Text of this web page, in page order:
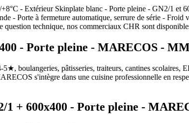
- Extérieur Skinplate blanc - Porte pleine - GN2/1
- Porte à fermeture automatique, serrure de série -
technique, nos commerciaux CHR sont
- Porte pleine - MARECOS -
5★, boulangeries, pâtisseries, traiteurs, cantines
s'intègre dans une cuisine professionnelle en
+ 600x400 - Porte pleine -